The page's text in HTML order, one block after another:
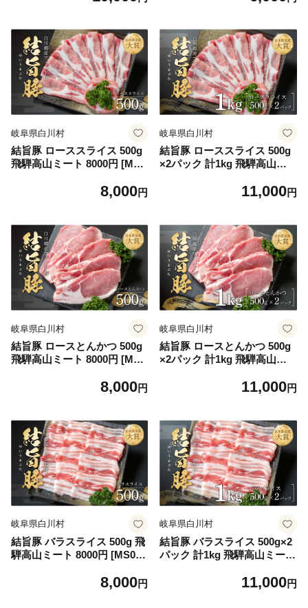
豚肉 食べ比べ セット ギフト
お取り寄せ【MS018】
S005]
岐阜県白川村
結旨豚 ローススライス 500g
飛騨高山ミート 8000円 [MS0
8,000円
岐阜県白川村
結旨豚 ローススライス 500g
×2パック 計1kg 飛騨高山ミ
11,000円
岐阜県白川村
結旨豚 ロースとんかつ 500g
飛騨高山ミート 8000円 [MS0
8,000円
岐阜県白川村
結旨豚 ロースとんかつ 500g
×2パック 計1kg 飛騨高山ミ
11,000円
岐阜県白川村
結旨豚 バラスライス 500g 飛
騨高山ミート 8000円 [MS00
8,000円
岐阜県白川村
結旨豚 バラスライス 500g×2
パック 計1kg 飛騨高山ミート
11,000円